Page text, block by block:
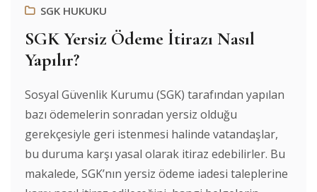
SGK HUKUKU
SGK Yersiz Ödeme İtirazı Nasıl
Yapılır?
Sosyal Güvenlik Kurumu (SGK) tarafından yapılan
bazı ödemelerin sonradan yersiz olduğu
gerekçesiyle geri istenmesi halinde vatandaşlar,
bu duruma karşı yasal olarak itiraz edebilirler. Bu
makalede, SGK’nın yersiz ödeme iadesi taleplerine